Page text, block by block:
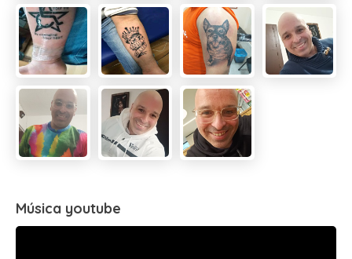
Música youtube